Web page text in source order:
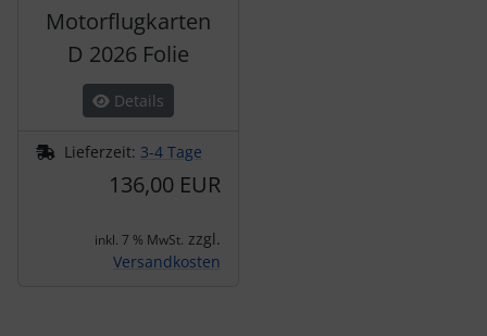
Motorflugkarten
D 2026 Folie
Details
Lieferzeit: 3-4 Tage
136,00 EUR
inkl. 7 % MwSt. zzgl.
Versandkosten